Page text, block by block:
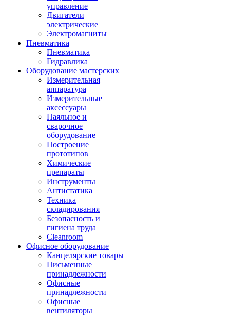
управление
Двигатели
электрические
Электромагниты
Пневматика
Пневматика
Гидравлика
Оборудование мастерских
Измерительная
аппаратура
Измерительные
аксессуары
Паяльное и
сварочное
оборудование
Построение
прототипов
Химические
препараты
Инструменты
Aнтистатика
Техника
складирования
Безопасность и
гигиена труда
Cleanroom
Офисное оборудование
Канцелярские товары
Письменные
принадлежности
Офисные
принадлежности
Офисные
вентиляторы